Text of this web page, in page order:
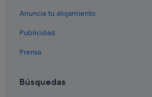
Hoteles de aventura en Viveiro
Anuncia tu alojamiento
Publicidad
Prensa
Búsquedas